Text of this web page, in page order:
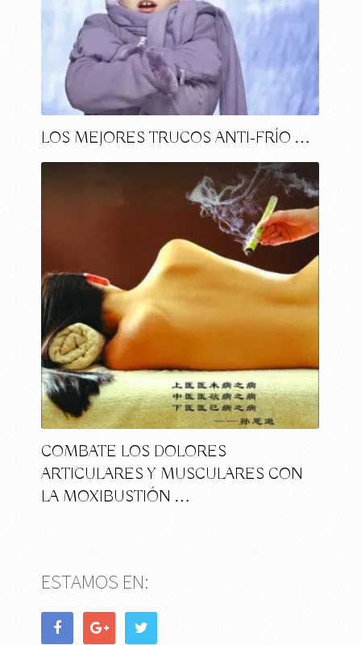
LOS MEJORES TRUCOS ANTI-FRÍO …
COMBATE LOS DOLORES
ARTICULARES Y MUSCULARES CON
LA MOXIBUSTIÓN …
ESTAMOS EN: